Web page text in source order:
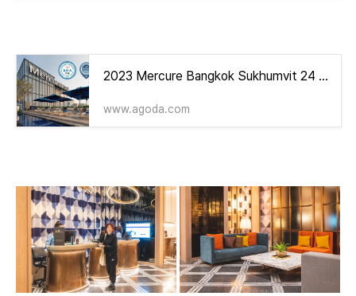
2023 Mercure Bangkok Sukhumvit 24 호텔 리뷰 및 할인 쿠폰 - 아고다
www.agoda.com